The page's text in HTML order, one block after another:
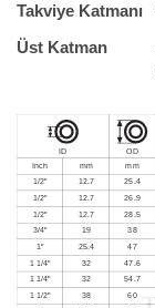
Takviye Katmanı
Üst Katman